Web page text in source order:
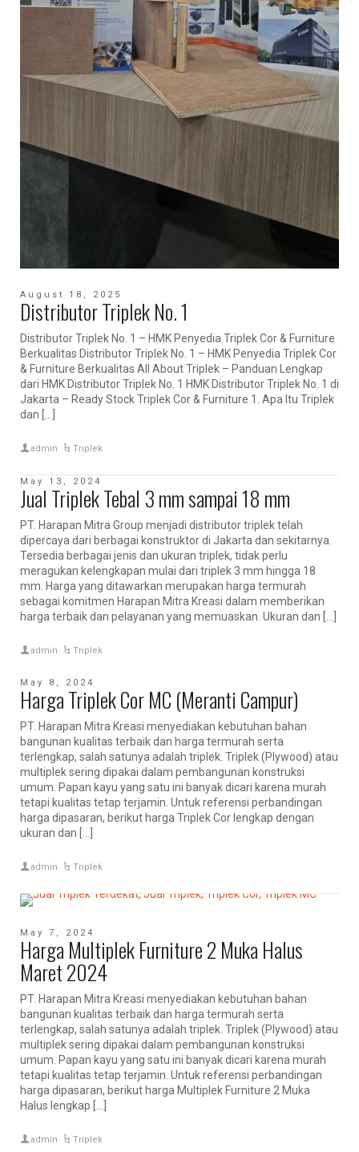
August 18, 2025
Distributor Triplek No. 1
Distributor Triplek No. 1 – HMK Penyedia Triplek Cor & Furniture
Berkualitas Distributor Triplek No. 1 – HMK Penyedia Triplek Cor
& Furniture Berkualitas All About Triplek – Panduan Lengkap
dari HMK Distributor Triplek No. 1 HMK Distributor Triplek No. 1 di
Jakarta – Ready Stock Triplek Cor & Furniture 1. Apa Itu Triplek
dan […]
admin Triplek
May 13, 2024
Jual Triplek Tebal 3 mm sampai 18 mm
PT. Harapan Mitra Group menjadi distributor triplek telah
dipercaya dari berbagai konstruktor di Jakarta dan sekitarnya.
Tersedia berbagai jenis dan ukuran triplek, tidak perlu
meragukan kelengkapan mulai dari triplek 3 mm hingga 18
mm. Harga yang ditawarkan merupakan harga termurah
sebagai komitmen Harapan Mitra Kreasi dalam memberikan
harga terbaik dan pelayanan yang memuaskan. Ukuran dan […]
admin Triplek
May 8, 2024
Harga Triplek Cor MC (Meranti Campur)
PT. Harapan Mitra Kreasi menyediakan kebutuhan bahan
bangunan kualitas terbaik dan harga termurah serta
terlengkap, salah satunya adalah triplek. Triplek (Plywood) atau
multiplek sering dipakai dalam pembangunan konstruksi
umum. Papan kayu yang satu ini banyak dicari karena murah
tetapi kualitas tetap terjamin. Untuk referensi perbandingan
harga dipasaran, berikut harga Triplek Cor lengkap dengan
ukuran dan […]
admin Triplek
May 7, 2024
Harga Multiplek Furniture 2 Muka Halus
Maret 2024
PT. Harapan Mitra Kreasi menyediakan kebutuhan bahan
bangunan kualitas terbaik dan harga termurah serta
terlengkap, salah satunya adalah triplek. Triplek (Plywood) atau
multiplek sering dipakai dalam pembangunan konstruksi
umum. Papan kayu yang satu ini banyak dicari karena murah
tetapi kualitas tetap terjamin. Untuk referensi perbandingan
harga dipasaran, berikut harga Multiplek Furniture 2 Muka
Halus lengkap […]
admin Triplek